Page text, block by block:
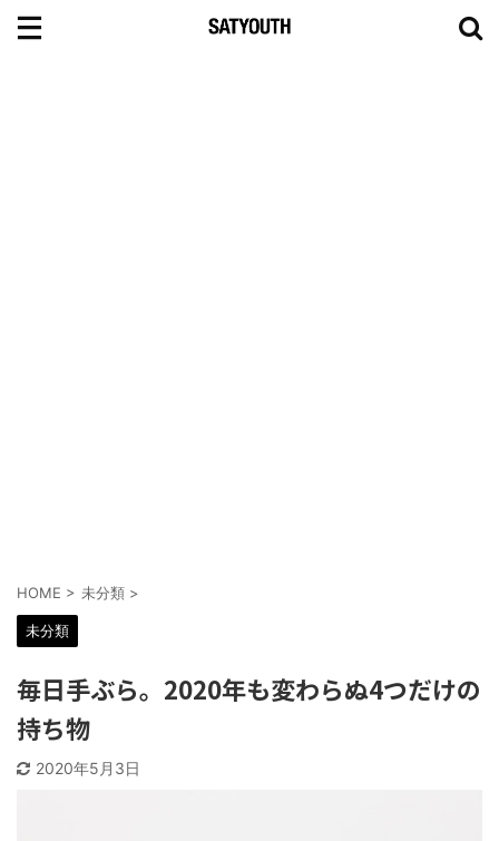
HOME > 未分類 >
未分類
毎日手ぶら。2020年も変わらぬ4つだけの
持ち物
2020年5月3日